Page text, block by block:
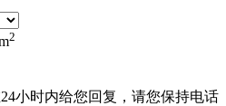
2
小时内给您回复，请您保持电话